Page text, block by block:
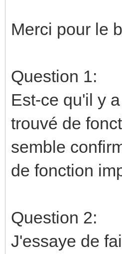
Merci pour le
Question 1:
Est-ce qu'il y
trouvé de
semble
de fonction
Question 2:
J'essaye de